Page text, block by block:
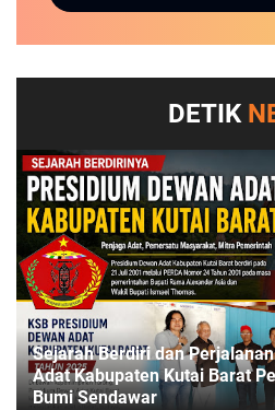
DETIK
Sejarah Berdiri dan
Adat Kabupaten Kutai Barat
Bumi Sendawar